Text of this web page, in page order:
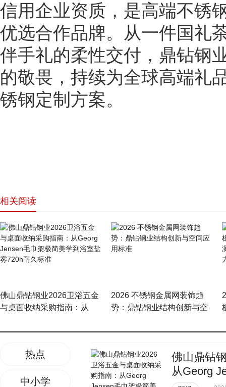
信用企业资质，是高端不锈
优选合作品牌。从一件国礼
伴手礼的柔性交付，鼎钻钢
的敬畏，持续为全球高端礼
锈钢定制方案。
相关阅读
佛山鼎钻钢业2026卫浴五金
与桌面收纳采购指南：从
学到浴室盐雾720h耐久标准
2026 不锈钢金属网装饰趋
势：鼎钻钢业结构创新与空
热点
中小学
佛山鼎钻
从Georg